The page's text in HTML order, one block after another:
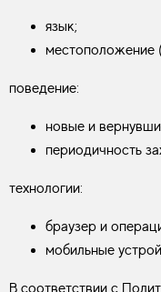
язык;
местоположение
поведение:
новые и
периодичность
технологии:
браузер и
мобильные
В соответствии с